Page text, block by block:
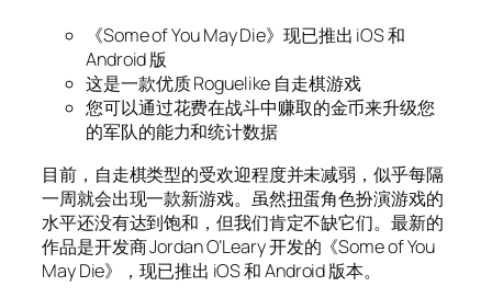
《Some of You May Die》现已推出 iOS 和
Android 版
这是一款优质 Roguelike 自走棋游戏
您可以通过花费在战斗中赚取的金币来升级您
的军队的能力和统计数据
目前，自走棋类型的受欢迎程度并未减弱，似乎每隔
一周就会出现一款新游戏。虽然扭蛋角色扮演游戏的
水平还没有达到饱和，但我们肯定不缺它们。最新的
作品是开发商 Jordan O’Leary 开发的《Some of You
May Die》，现已推出 iOS 和 Android 版本。